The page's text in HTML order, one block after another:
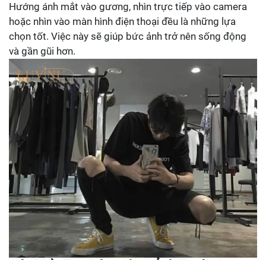
Hướng ánh mắt vào gương, nhìn trực tiếp vào camera
hoặc nhìn vào màn hình điện thoại đều là những lựa
chọn tốt. Việc này sẽ giúp bức ảnh trở nên sống động
và gần gũi hơn.